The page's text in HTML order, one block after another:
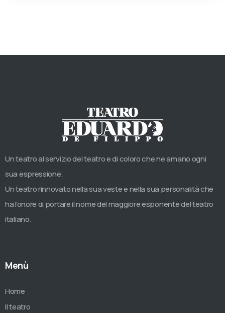
Un teatro al servizio del teatro e di coloro che ne amano ogni
sua espressione.
Un teatro rinnovato nella sua veste e nella sua personalità che
ha l’onore di portare il nome del maggiore esponente del teatro
italiano.
Menù
Home
Il teatro